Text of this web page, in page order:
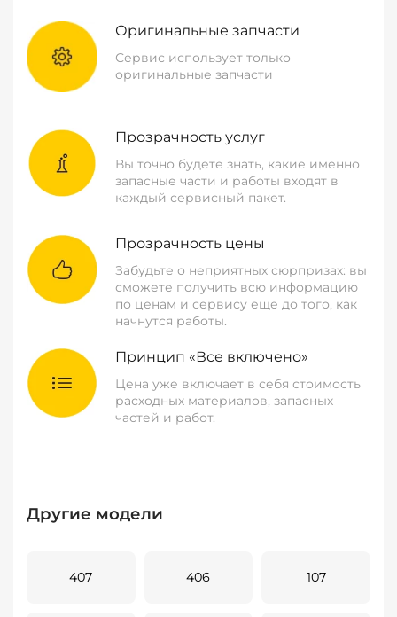
Оригинальные запчасти
Сервис использует только
оригинальные запчасти
Прозрачность услуг
Вы точно будете знать, какие именно
запасные части и работы входят в
каждый сервисный пакет.
Прозрачность цены
Забудьте о неприятных сюрпризах: вы
сможете получить всю информацию
по ценам и сервису еще до того, как
начнутся работы.
Принцип «Все включено»
Цена уже включает в себя стоимость
расходных материалов, запасных
частей и работ.
Другие модели
407 406 107